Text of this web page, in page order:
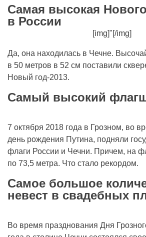
Самая высокая
в России
[img]"[/img]
Да, она находилась в Чечне.
в 50 метров в 52 см поставили
Новый год-2013.
Самый высокий
7 октября 2018 года в Грозном, во
день рождения Путина, подняли
флаги России и Чечни. Причем, на
по 73,5 метра. Что стало рекордом.
Самое большое
невест в свадебных
Во время празднования Дня